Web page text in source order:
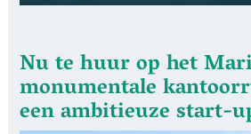
Nu te huur op het
monumentale
een ambitieuze start-